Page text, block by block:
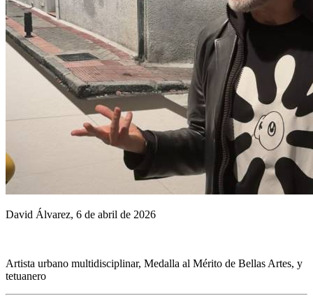
David Álvarez, 6 de abril de 2026
Artista urbano multidisciplinar, Medalla al Mérito de Bellas Artes, y
tetuanero